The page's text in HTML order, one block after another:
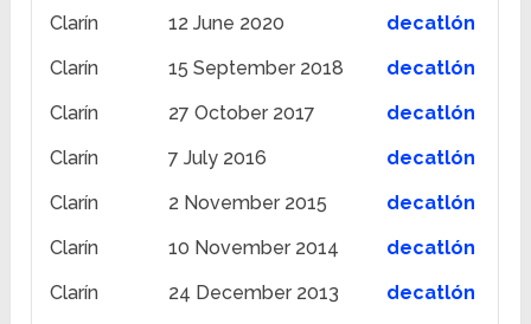
Clarín
12 June 2020
decatlón
Clarín
15 September 2018
decatlón
Clarín
27 October 2017
decatlón
Clarín
7 July 2016
decatlón
Clarín
2 November 2015
decatlón
Clarín
10 November 2014
decatlón
Clarín
24 December 2013
decatlón